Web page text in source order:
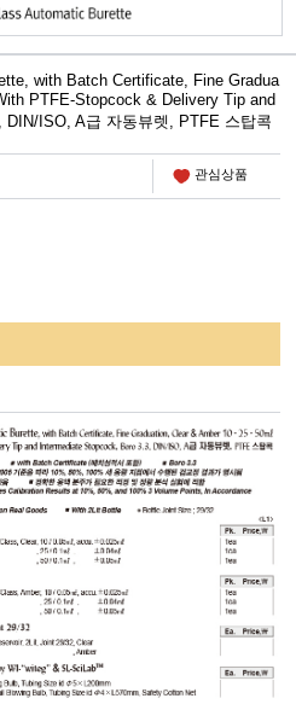
with Batch Certificate, Fine Gradua
PTFE-Stopcock & Delivery Tip and
DIN/ISO, A급 자동뷰렛, PTFE 스탑콕
관심상품